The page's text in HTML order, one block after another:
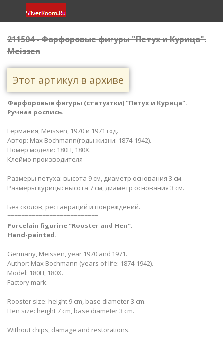
211504 - Фарфоровые фигуры "Петух и Курица".
Meissen
Этот артикул в архиве
Фарфоровые фигуры (статуэтки) "Петух и Курица".
Ручная роспись.
Германия, Meissen, 1970 и 1971 год.
Автор: Max Bochmann(годы жизни: 1874-1942).
Номер модели: 180H, 180X.
Клеймо производителя
Размеры петуха: высота 9 см, диаметр основания 3 см.
Размеры курицы: высота 7 см, диаметр основания 3 см.
Без сколов, реставраций и повреждений.
==========================
Porcelain figurine "Rooster and Hen​".
Hand-painted.
Germany, Meissen, year 1970 and 1971.
Author: Max Bochmann (years of life: 1874-1942).
Model: 180H, 180X.
Factory mark.
Rooster size: height 9 cm, base diameter 3 cm.
Hen size: height 7 cm, base diameter 3 cm.
Without chips, damage and restorations.